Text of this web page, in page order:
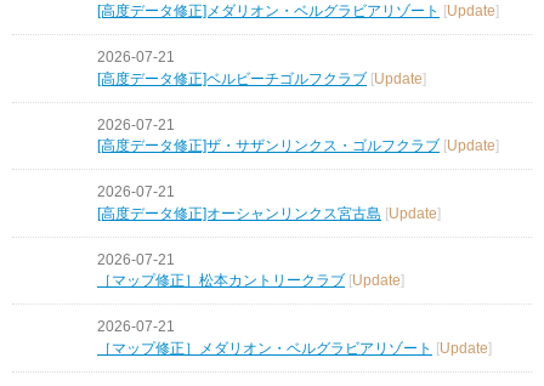
[高度データ修正]メダリオン・ベルグラビアリゾート
Update
2026-07-21
[高度データ修正]ベルビーチゴルフクラブ [Update]
2026-07-21
[高度データ修正]ザ・サザンリンクス・ゴルフクラブ
Update
2026-07-21
[高度データ修正]オーシャンリンクス宮古島 [Update]
2026-07-21
［マップ修正］松本カントリークラブ
Update
2026-07-21
［マップ修正］メダリオン・ベルグラビアリゾート
[Update]